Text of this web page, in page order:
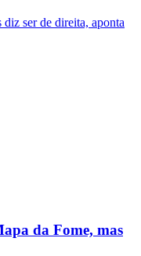
ser de direita, aponta
da Fome, mas